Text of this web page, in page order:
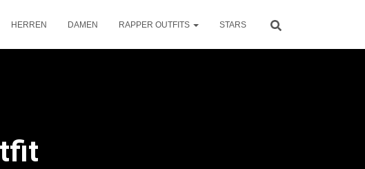
HERREN DAMEN RAPPER OUTFITS STARS